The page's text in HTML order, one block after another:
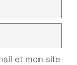
et mon site